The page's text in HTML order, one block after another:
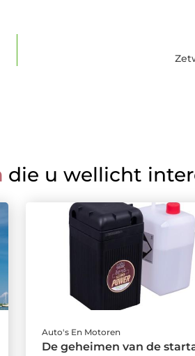
die u wellicht
Auto's En Motoren
De geheimen van de